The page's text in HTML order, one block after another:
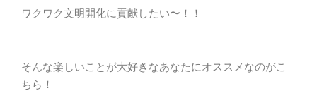
ワクワク文明開化に貢献したい〜！！
そんな楽しいことが大好きなあなたにオススメなのがこ
ちら！